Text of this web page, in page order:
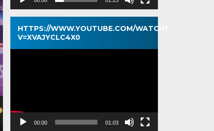
HTTPS://WWW.YOUTUBE.COM/WATCH?
V=XVAJYCLC4X0
Pemutar
00:00 01:03